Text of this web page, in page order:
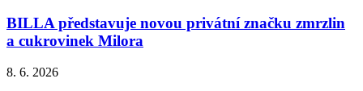
BILLA představuje novou privátní značku zmrzlin
a cukrovinek Milora
8. 6. 2026